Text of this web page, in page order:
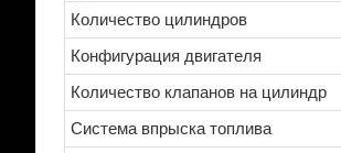
Количество цилиндров
Конфигурация двигателя
Количество клапанов на цилиндр
Система впрыска топлива